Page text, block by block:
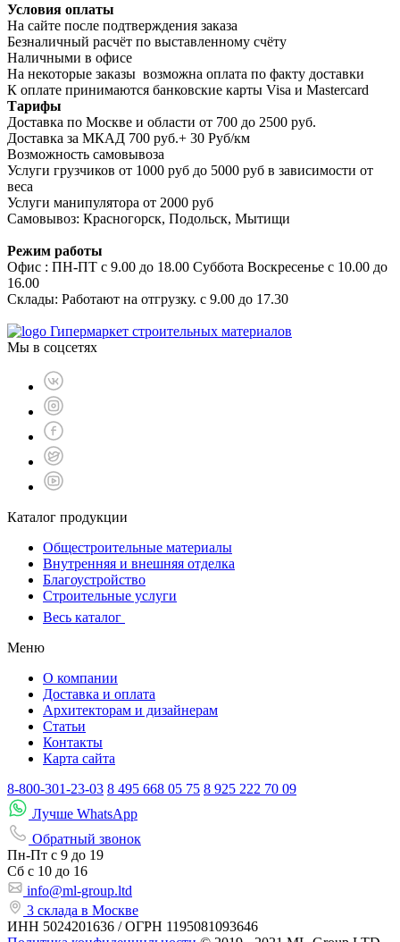
Условия оплаты
На сайте после подтверждения заказа
Безналичный расчёт по выставленному счёту
Наличными в офисе
На некоторые заказы возможна оплата по факту доставки
К оплате принимаются банковские карты Visa и Masterсard
Тарифы
Доставка по Москве и области от 700 до 2500 руб.
Доставка за МКАД 700 руб.+ 30 Руб/км
Возможность самовывоза
Услуги грузчиков от 1000 руб до 5000 руб в зависимости от
веса
Услуги манипулятора от 2000 руб
Самовывоз: Красногорск, Подольск, Мытищи
Режим работы
Офис : ПН-ПТ с 9.00 до 18.00 Суббота Воскресенье с 10.00 до
16.00
Склады: Работают на отгрузку. с 9.00 до 17.30
Гипермаркет строительных материалов
Мы в соцсетях
Каталог продукции
Общестроительные материалы
Внутренняя и внешняя отделка
Благоустройство
Строительные услуги
Весь каталог
Меню
О компании
Доставка и оплата
Архитекторам и дизайнерам
Статьи
Контакты
Карта сайта
8-800-301-23-03 8 495 668 05 75 8 925 222 70 09
Лучше WhatsApp
Обратный звонок
Пн-Пт с 9 до 19
Сб с 10 до 16
info@ml-group.ltd
3 склада в Москве
ИНН 5024201636 / ОГРН 1195081093646